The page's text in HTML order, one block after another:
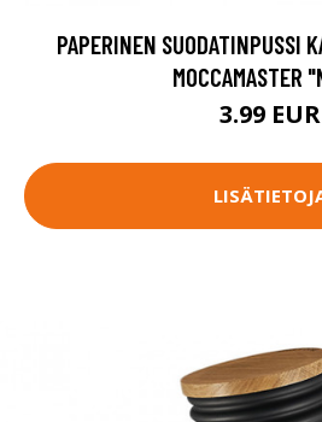
PAPERINEN SUODATINPUSSI
MOCCAMASTER
3.99 EUR